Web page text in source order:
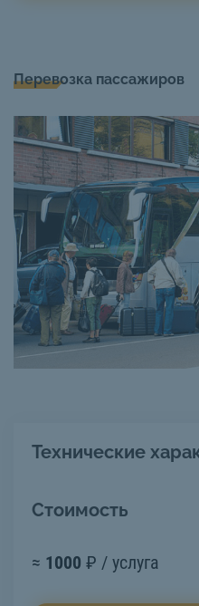
Перевозка пассажиров
Технические
Стоимость
≈ 1000 ₽ / услуга